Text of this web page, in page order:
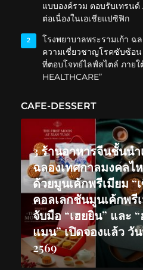
แบบองค์รวม ตอบรับเทรน
ต่อเนื่องในเอเชียแปซิฟิก
2
โรงพยาบาลพระรามเก้า ฉ
ความเชี่ยวชาญโรคซับซ้อ
ที่ตอบโจทย์ไลฟ์สไตล์ ภายใ
HEALTHCARE”
CAFE-DESSERT
3 ร้านอาหารจีนชั้นน
ฉลองเทศกาลมงคลไ
ด้วยมูนเค้กพรีเมียม “
คอลเลกชันมูนเค้กพรี
จับมือ “เฮยยิน” และ
แมน” เปิดจองแล้ว วั
2569